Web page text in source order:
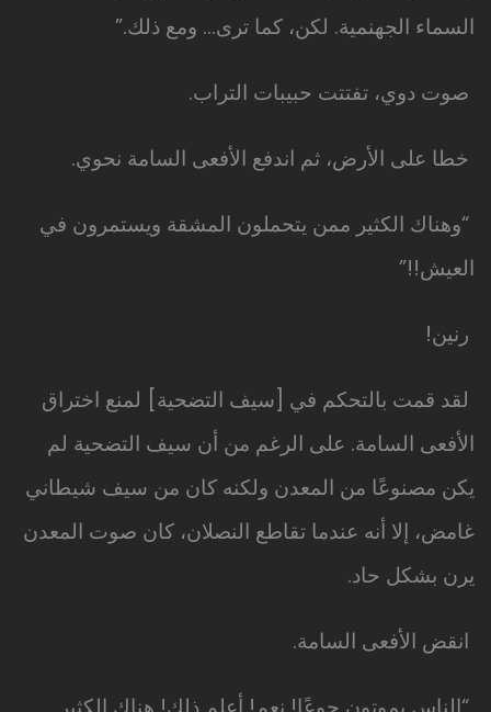
السماء الجهنمية. لكن، كما ترى… ومع ذلك.”
صوت دوي، تفتتت حبيبات التراب.
خطا على الأرض، ثم اندفع الأفعى السامة نحوي.
“وهناك الكثير ممن يتحملون المشقة ويستمرون في
العيش!!”
رنين!
لقد قمت بالتحكم في [سيف التضحية] لمنع اختراق
الأفعى السامة. على الرغم من أن سيف التضحية لم
يكن مصنوعًا من المعدن ولكنه كان من سيف شيطاني
غامض، إلا أنه عندما تقاطع النصلان، كان صوت المعدن
يرن بشكل حاد.
انقض الأفعى السامة.